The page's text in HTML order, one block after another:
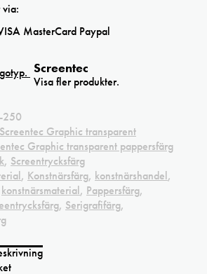
Screentec
Visa fler produkter.
250
Screentec Graphic transparent
Graphic transparent pappersfärg
, Screentrycksfärg
, Konstnärsfärg, konstnärshandel,
konstnärsmaterial, Pappersfärg,
, Serigrafifärg,